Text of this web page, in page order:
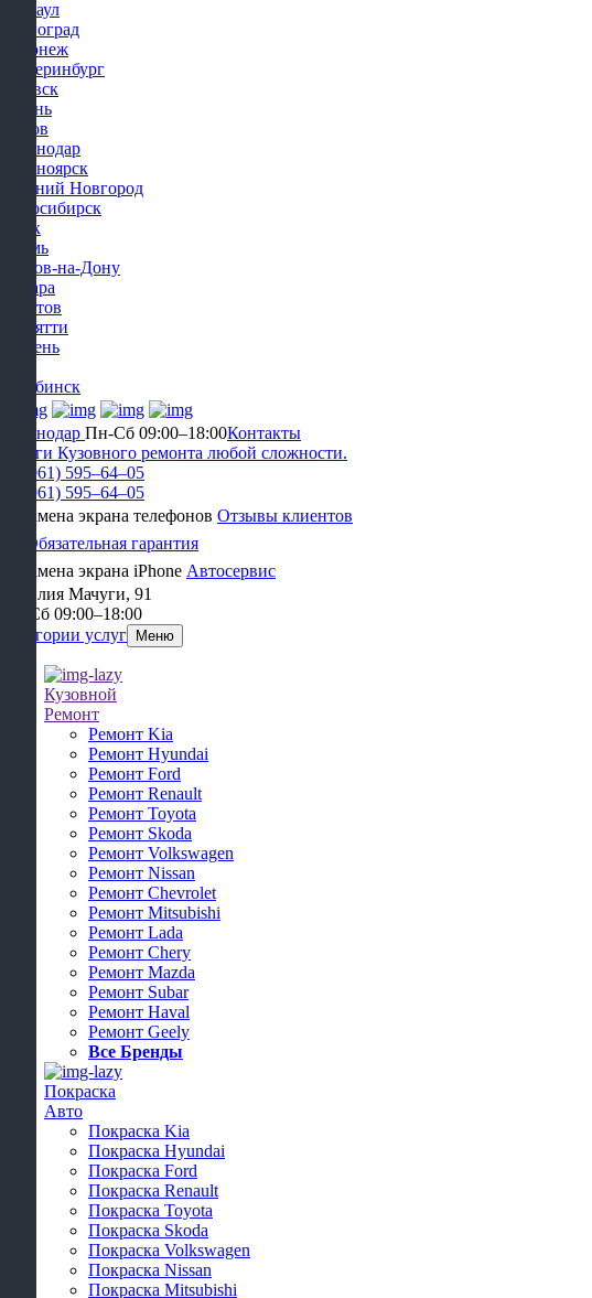
Барнаул
Волгоград
Воронеж
Екатеринбург
Ижевск
Казань
Киров
Краснодар
Красноярск
Нижний Новгород
Новосибирск
Омск
Пермь
Ростов-на-Дону
Самара
Саратов
Тольятти
Тюмень
Челябинск
Краснодар Пн-Сб 09:00–18:00Контакты
Услуги Кузовного ремонта любой сложности.
+7 (961) 595‒64‒05
+7 (961) 595‒64‒05
Отзывы клиентов
Обязательная гарантия
Автосервис
Василия Мачуги, 91​
Пн-Сб 09:00–18:00
Категории услуг
Меню
Кузовной
Ремонт
Ремонт Kia
Ремонт Hyundai
Ремонт Ford
Ремонт Renault
Ремонт Toyota
Ремонт Skoda
Ремонт Volkswagen
Ремонт Nissan
Ремонт Chevrolet
Ремонт Mitsubishi
Ремонт Lada
Ремонт Chery
Ремонт Mazda
Ремонт Subar
Ремонт Haval
Ремонт Geely
Все Бренды
Покраска
Авто
Покраска Kia
Покраска Hyundai
Покраска Ford
Покраска Renault
Покраска Toyota
Покраска Skoda
Покраска Volkswagen
Покраска Nissan
Покраска Mitsubishi